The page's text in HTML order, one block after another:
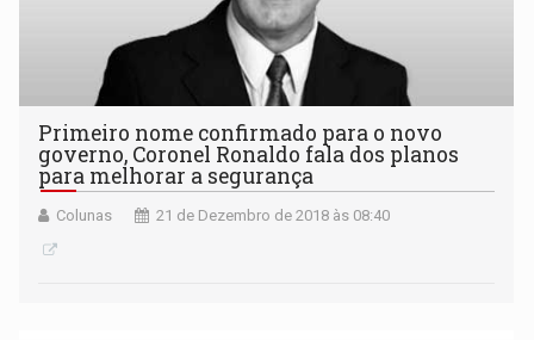
Primeiro nome confirmado para o novo
governo, Coronel Ronaldo fala dos planos
para melhorar a segurança
Colunas 21 de Dezembro de 2018 às 08:40